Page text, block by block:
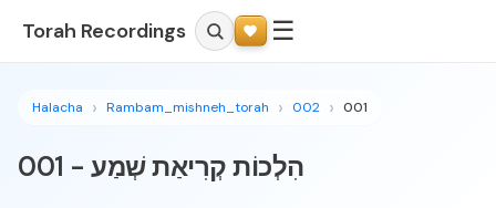
Torah Recordings ☰
Halacha Rambam_mishneh_torah 002 001
001 - הִלְכוֹת קְרִיאַת שְׁמַע